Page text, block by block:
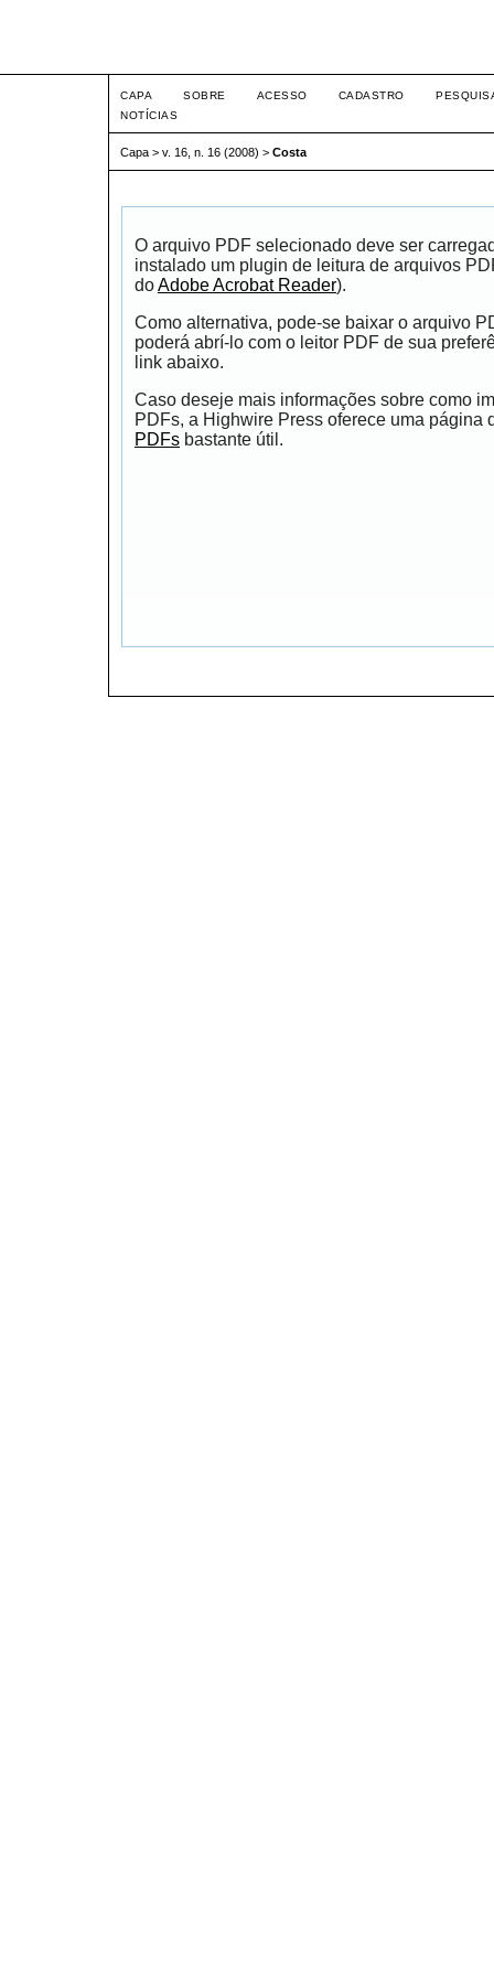
CAPA SOBRE ACESSO CADASTRO
NOTÍCIAS
Capa > v. 16, n. 16 (2008) > Costa
O arquivo PDF selecionado deve ser
instalado um plugin de leitura de arquivos
doAdobe Acrobat Reader).
Como alternativa, pode-se baixar o arquivo
poderá abrí-lo com o leitor PDF de sua
link abaixo.
Caso deseje mais informações sobre como
PDFs, a Highwire Press oferece uma página
PDFs bastante útil.